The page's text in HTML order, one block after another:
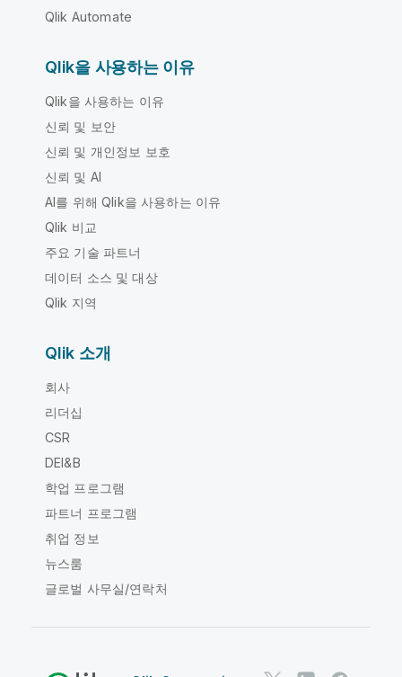
Qlik Automate
Qlik을 사용하는 이유
Qlik을 사용하는 이유
신뢰 및 보안
신뢰 및 개인정보 보호
신뢰 및 AI
AI를 위해 Qlik을 사용하는 이유
Qlik 비교
주요 기술 파트너
데이터 소스 및 대상
Qlik 지역
Qlik 소개
회사
리더십
CSR
DEI&B
학업 프로그램
파트너 프로그램
취업 정보
뉴스룸
글로벌 사무실/연락처